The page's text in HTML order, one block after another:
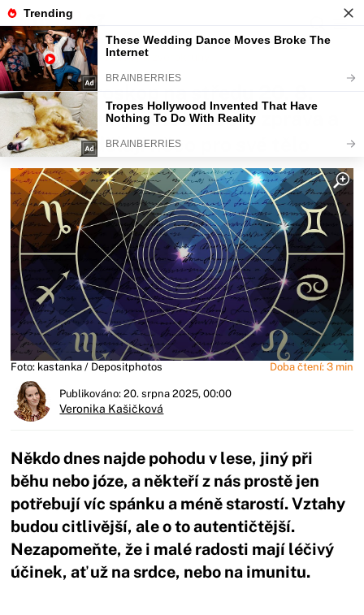
Fajntip.cz Horoskopy a zvěrokruhy
Denní horoskop na středu 20. 8.
2025: Panny potěší dobrá zpráva a
Střelci udělají něco pro své tělo
Foto: kastanka / Depositphotos Doba čtení: 3 min
Publikováno: 20. srpna 2025, 00:00
Veronika Kašičková
Někdo dnes najde pohodu v lese, jiný při
běhu nebo józe, a někteří z nás prostě jen
potřebují víc spánku a méně starostí. Vztahy
budou citlivější, ale o to autentičtější.
Nezapomeňte, že i malé radosti mají léčivý
účinek, ať už na srdce, nebo na imunitu.